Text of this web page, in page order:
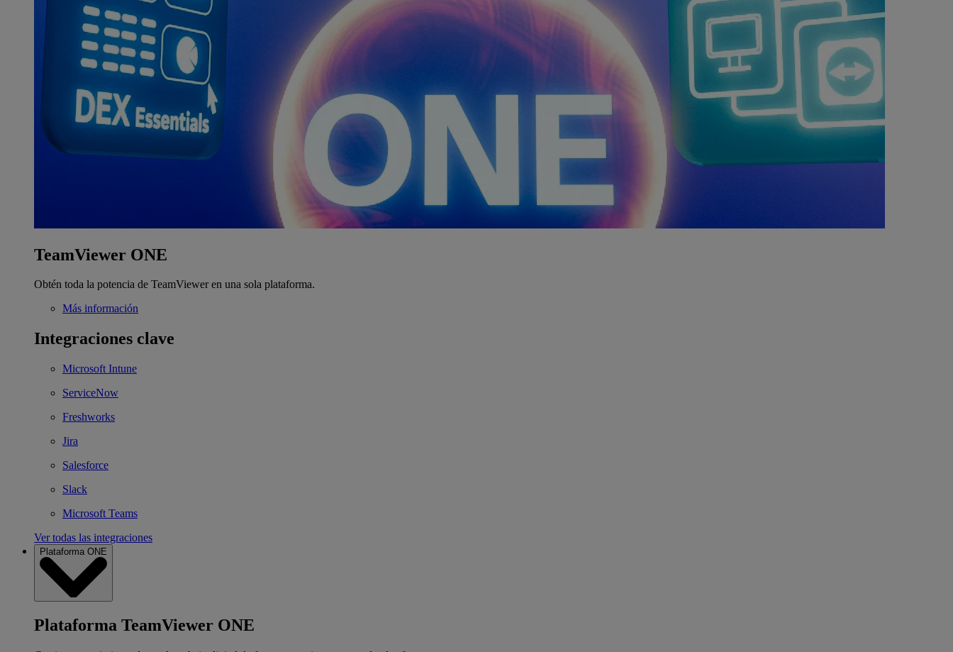
TeamViewer ONE
Obtén toda la potencia de TeamViewer en una sola plataforma.
Más información
Integraciones clave
Microsoft Intune
ServiceNow
Freshworks
Jira
Salesforce
Slack
Microsoft Teams
Ver todas las integraciones
Plataforma ONE
Plataforma TeamViewer ONE